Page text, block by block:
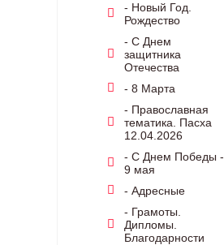
- Новый Год.
Рождество
- С Днем
защитника
Отечества
- 8 Марта
- Православная
тематика. Пасха
12.04.2026
- С Днем Победы -
9 мая
- Адресные
- Грамоты.
Дипломы.
Благодарности